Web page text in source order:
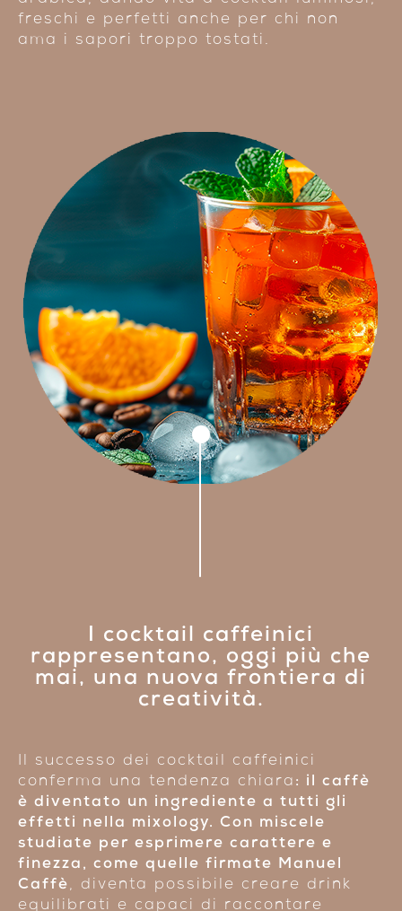
freschi e perfetti anche per chi non
ama i sapori troppo tostati.
I cocktail caffeinici
rappresentano, oggi più che
mai, una nuova frontiera di
creatività.
Il successo dei cocktail caffeinici
conferma una tendenza chiara : il caffè
è diventato un ingrediente a tutti gli
effetti nella mixology. Con miscele
studiate per esprimere carattere e
finezza, come quelle firmate Manuel
Caffè, diventa possibile creare drink
equilibrati e capaci di raccontare